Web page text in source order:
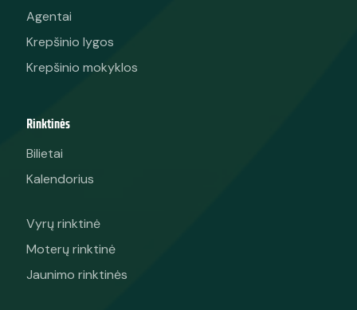
Agentai
Krepšinio lygos
Krepšinio mokyklos
Rinktinės
Bilietai
Kalendorius
Vyrų rinktinė
Moterų rinktinė
Jaunimo rinktinės